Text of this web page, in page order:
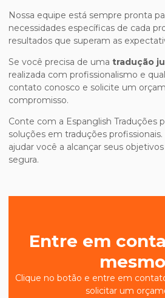
Nossa equipe está sempre pronta
necessidades específicas de cada
resultados que superam as
Se você precisa de uma tradução
realizada com profissionalismo e
contato conosco e solicite um
compromisso.
Conte com a Espanglish Traduções
soluções em traduções
ajudar você a alcançar seus
segura.
Entre em
Clique no botão e entre em
solicitar um